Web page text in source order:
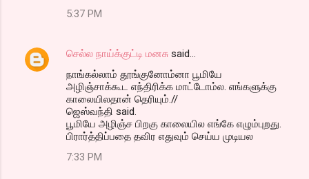
5:37 PM
செல்ல நாய்க்குட்டி மனசு said…
நாங்கல்லாம் தூங்குனோம்னா பூமியே
அழிஞ்சாக்கூட எந்திரிக்க மாட்டோம்ல. எங்களுக்கு
காலையிலதான் தெரியும்.//
ஜெஸ்வந்தி said.
பூமியே அழிஞ்ச பிறகு காலையில எங்கே எழும்புறது.
பிரார்த்திப்பதை தவிர எதுவும் செய்ய முடியல
7:33 PM